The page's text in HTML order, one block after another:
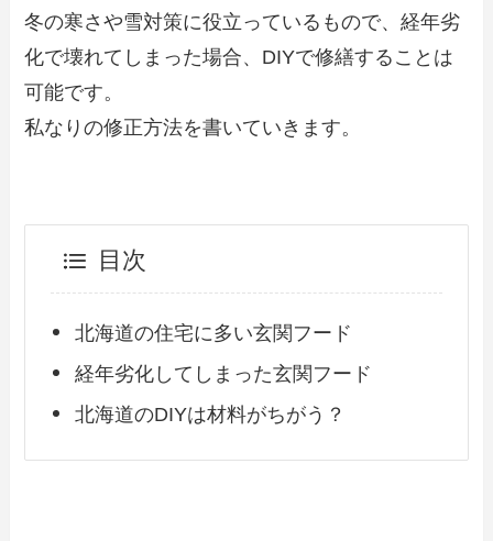
冬の寒さや雪対策に役立っているもので、経年劣
化で壊れてしまった場合、DIYで修繕することは
可能です。
私なりの修正方法を書いていきます。
目次
北海道の住宅に多い玄関フード
経年劣化してしまった玄関フード
北海道のDIYは材料がちがう？